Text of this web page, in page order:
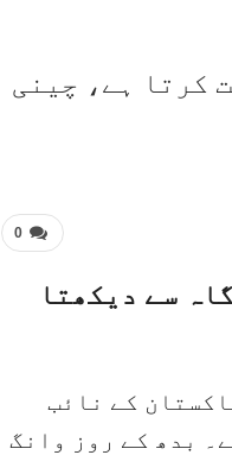
کرتا ہے، چینی
0
سے دیکھتا
کے نائب
بدھ کے روز وانگ